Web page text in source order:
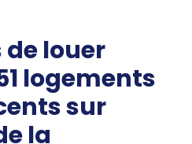
de louer
logements
sur
la